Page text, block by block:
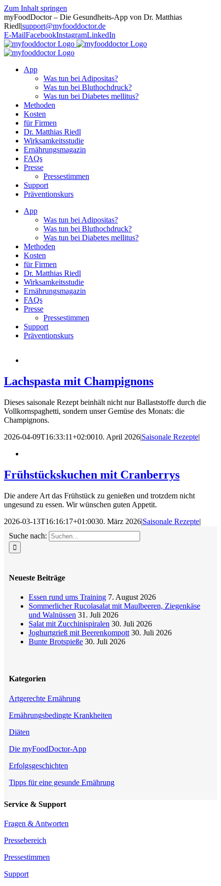
Zum Inhalt springen
myFoodDoctor – Die Gesundheits-App von Dr. Matthias
Riedl|support@myfooddoctor.de
E-MailFacebookInstagramLinkedIn
App
Was tun bei Adipositas?
Was tun bei Bluthochdruck?
Was tun bei Diabetes mellitus?
Methoden
Kosten
für Firmen
Dr. Matthias Riedl
Wirksamkeitsstudie
Ernährungsmagazin
FAQs
Presse
Pressestimmen
Support
Präventionskurs
App
Was tun bei Adipositas?
Was tun bei Bluthochdruck?
Was tun bei Diabetes mellitus?
Methoden
Kosten
für Firmen
Dr. Matthias Riedl
Wirksamkeitsstudie
Ernährungsmagazin
FAQs
Presse
Pressestimmen
Support
Präventionskurs
Lachspasta mit Champignons
Dieses saisonale Rezept beinhält nicht nur Ballaststoffe durch die
Vollkornspaghetti, sondern unser Gemüse des Monats: die
Champignons.
2026-04-09T16:33:11+02:0010. April 2026|Saisonale Rezepte|
Frühstückskuchen mit Cranberrys
Die andere Art das Frühstück zu genießen und trotzdem nicht
ungesund zu essen. Wir wünschen guten Appetit.
2026-03-13T16:16:17+01:0030. März 2026|Saisonale Rezepte|
Suche nach:
Neueste Beiträge
Essen rund ums Training 7. August 2026
Sommerlicher Rucolasalat mit Maulbeeren, Ziegenkäse
und Walnüssen 31. Juli 2026
Salat mit Zucchinispiralen 30. Juli 2026
Joghurtgrieß mit Beerenkompott 30. Juli 2026
Bunte Brotspieße 30. Juli 2026
Kategorien
Artgerechte Ernährung
Ernährungsbedingte Krankheiten
Diäten
Die myFoodDoctor-App
Erfolgsgeschichten
Tipps für eine gesunde Ernährung
Service & Support
Fragen & Antworten
Pressebereich
Pressestimmen
Support